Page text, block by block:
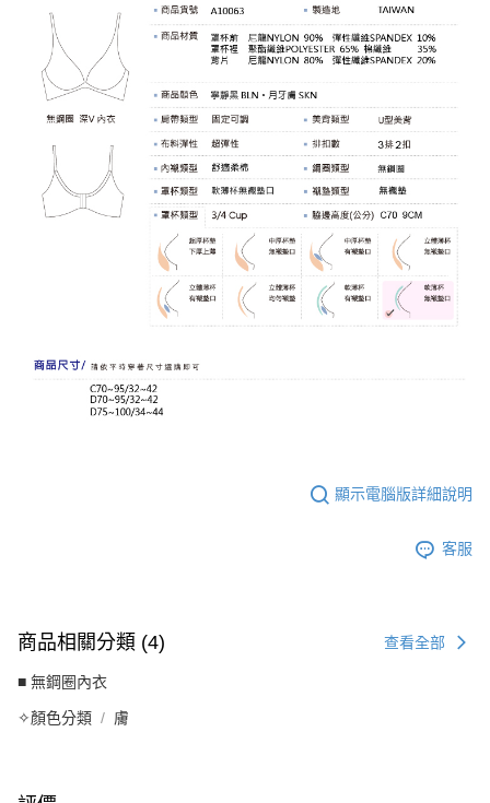
顯示電腦版詳細說明
客服
商品相關分類 (4) 查看全部
■ 無鋼圈內衣
✧顏色分類 膚